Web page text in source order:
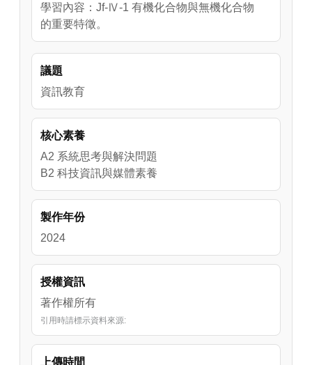
學習內容：Jf-Ⅳ-1 有機化合物與無機化合物
的重要特徵。
議題
資訊教育
核心素養
A2 系統思考與解決問題
B2 科技資訊與媒體素養
製作年份
2024
授權資訊
著作權所有
引用時請標示資料來源:
上傳時間